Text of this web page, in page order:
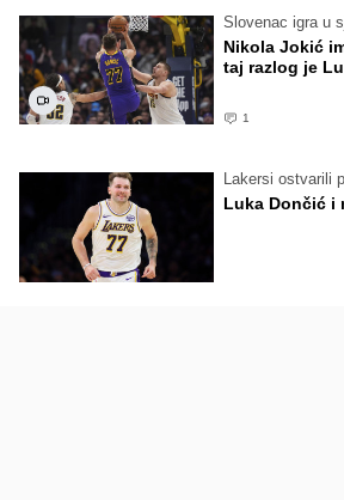
Slovenac igra u
Nikola Jokić
taj razlog je
1
Lakersi ostvarili
Luka Dončić i